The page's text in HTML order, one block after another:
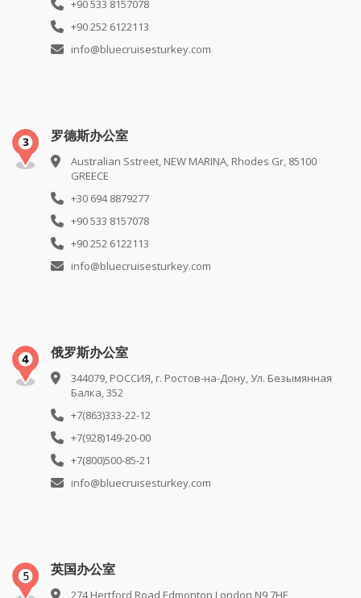
+90 533 8157078
+90 252 6122113
info@bluecruisesturkey.com
罗德斯办公室
Australian Sstreet, NEW MARINA, Rhodes Gr, 85100
GREECE
+30 694 8879277
+90 533 8157078
+90 252 6122113
info@bluecruisesturkey.com
俄罗斯办公室
344079, РОССИЯ, г. Ростов-на-Дону, Ул. Безымянная
Балка, 352
+7(863)333-22-12
+7(928)149-20-00
+7(800)500-85-21
info@bluecruisesturkey.com
英国办公室
274 Hertford Road Edmonton London N9 7HE